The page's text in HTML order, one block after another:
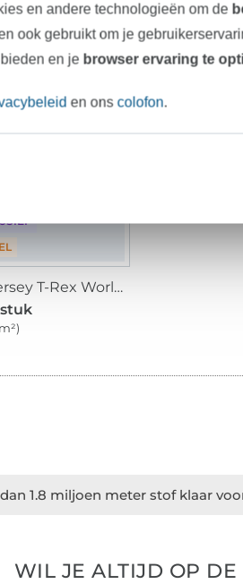
19,27 € / m
(12,85 € / 1 m²)
binnenkort
Katoenjersey T-Rex World Paneel Dino Place 150 x 70 cm
stuk
1.8 miljoen meter stof klaar
WIL JE ALTIJD OP DE
en andere technologieën om de
ook gebruikt om je
en je browser ervaring te
en onscolofon.